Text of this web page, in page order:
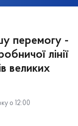
перемогу -
лінії
великих
о 12:00